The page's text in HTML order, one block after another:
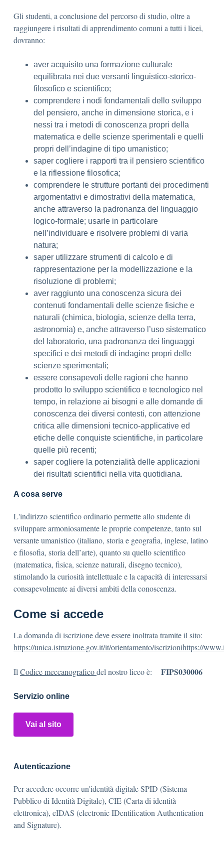
Gli studenti, a conclusione del percorso di studio, oltre a
raggiungere i risultati di apprendimento comuni a tutti i licei,
dovranno:
aver acquisito una formazione culturale
equilibrata nei due versanti linguistico-storico-
filosofico e scientifico;
comprendere i nodi fondamentali dello sviluppo
del pensiero, anche in dimensione storica, e i
nessi tra i metodi di conoscenza propri della
matematica e delle scienze sperimentali e quelli
propri dell’indagine di tipo umanistico;
saper cogliere i rapporti tra il pensiero scientifico
e la riflessione filosofica;
comprendere le strutture portanti dei procedimenti
argomentativi e dimostrativi della matematica,
anche attraverso la padronanza del linguaggio
logico-formale; usarle in particolare
nell’individuare e risolvere problemi di varia
natura;
saper utilizzare strumenti di calcolo e di
rappresentazione per la modellizzazione e la
risoluzione di problemi;
aver raggiunto una conoscenza sicura dei
contenuti fondamentali delle scienze fisiche e
naturali (chimica, biologia, scienze della terra,
astronomia) e, anche attraverso l’uso sistematico
del laboratorio, una padronanza dei linguaggi
specifici e dei metodi di indagine propri delle
scienze sperimentali;
essere consapevoli delle ragioni che hanno
prodotto lo sviluppo scientifico e tecnologico nel
tempo, in relazione ai bisogni e alle domande di
conoscenza dei diversi contesti, con attenzione
critica alle dimensioni tecnico-applicative ed
etiche delle conquiste scientifiche, in particolare
quelle più recenti;
saper cogliere la potenzialità delle applicazioni
dei risultati scientifici nella vita quotidiana.
A cosa serve
L'indirizzo scientifico ordinario permette allo studente di
sviluppare armoniosamente le proprie competenze, tanto sul
versante umanistico (italiano, storia e geografia, inglese, latino
e filosofia, storia dell’arte), quanto su quello scientifico
(matematica, fisica, scienze naturali, disegno tecnico),
stimolando la curiosità intellettuale e la capacità di interessarsi
consapevolmente ai diversi ambiti della conoscenza.
Come si accede
La domanda di iscrizione deve essere inoltrata tramite il sito:
https://unica.istruzione.gov.it/it/orientamento/iscrizionihttps://
Il Codice meccanograficodel nostro liceo è: FIPS030006
Servizio online
Vai al sito
Autenticazione
Per accedere occorre un'identità digitale SPID (Sistema
Pubblico di Identità Digitale), CIE (Carta di identità
elettronica), eIDAS (electronic IDentification Authentication
and Signature).